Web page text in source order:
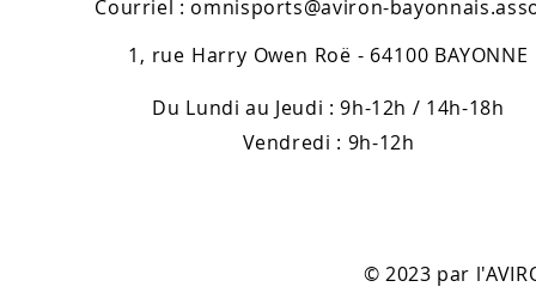
Courriel : omnisports@aviron-
1, rue Harry Owen Roë - 64100 BAYONNE
Du Lundi au Jeudi : 9h-12h / 14h-18h
Vendredi : 9h-12h
© 2023 par